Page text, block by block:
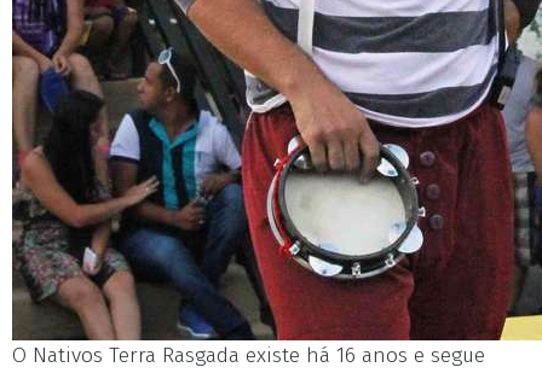
O Nativos Terra Rasgada existe há 16 anos e segue